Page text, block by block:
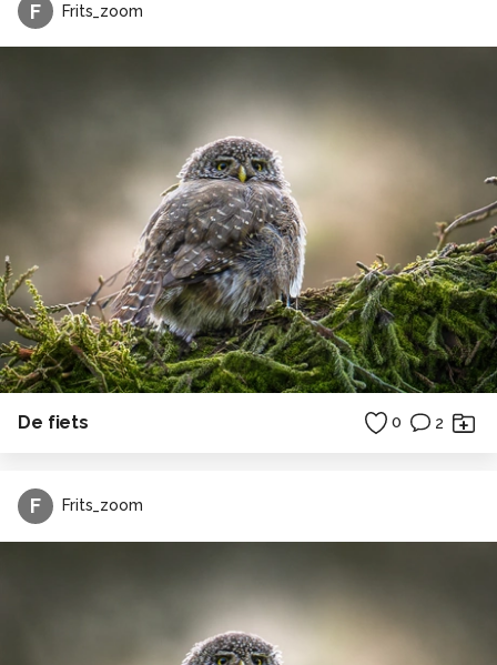
F Frits_zoom
De fiets 0 2
F Frits_zoom